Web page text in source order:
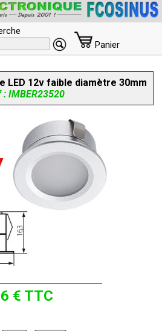
Panier
LED 12v faible diamètre 30mm
: IMBER23520
6 € TTC